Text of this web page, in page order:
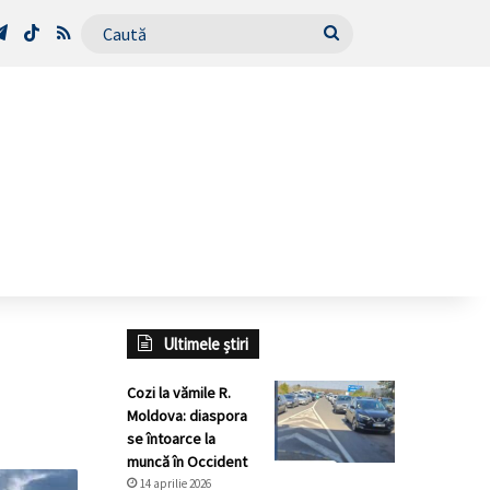
Telegram
TikTokRSS Caută
Ultimele știri
Cozi la vămile R.
Moldova: diaspora
se întoarce la
muncă în Occident
14 aprilie 2026